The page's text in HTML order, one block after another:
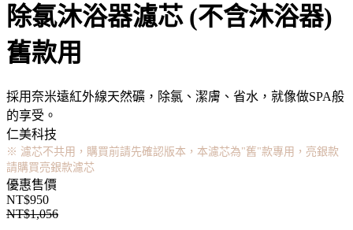
除氯沐浴器濾芯 (不含沐浴器)
舊款用
採用奈米遠紅外線天然礦，除氯、潔膚、省水，就像做SPA般
的享受。
仁美科技
※ 濾芯不共用，購買前請先確認版本，本濾芯為"舊"款專用，亮銀款
請購買亮銀款濾芯
優惠售價
NT$950
NT$1,056